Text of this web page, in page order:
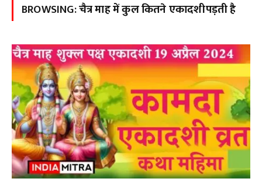
BROWSING:चैत्र माह में कुल कितने एकादशीपड़ती है